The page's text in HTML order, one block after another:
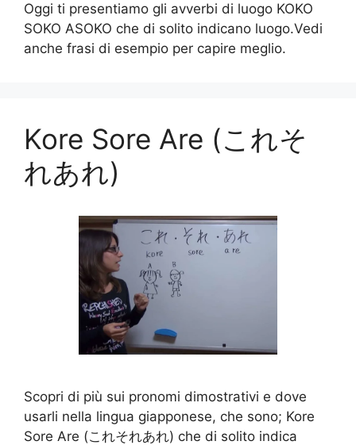
Oggi ti presentiamo gli avverbi di luogo KOKO
SOKO ASOKO che di solito indicano luogo.Vedi
anche frasi di esempio per capire meglio.
Kore Sore Are (これそ
れあれ)
Scopri di più sui pronomi dimostrativi e dove
usarli nella lingua giapponese, che sono; Kore
Sore Are (これそれあれ) che di solito indica